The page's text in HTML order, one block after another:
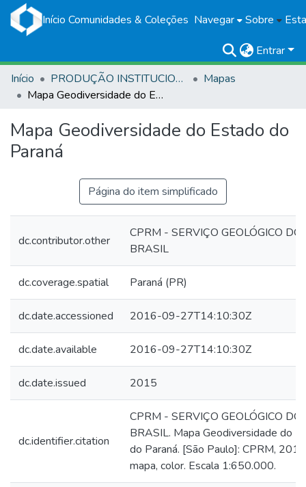
Início Comunidades & Coleções Navegar Sobre
Entrar
Início
PRODUÇÃO INSTITUCIONAL
Mapas
Mapa Geodiversidade do Estado do Paraná
Mapa Geodiversidade do Estado do
Paraná
Página do item simplificado
dc.contributor.other
CPRM - SERVIÇO GEOLÓGICO DO
BRASIL
dc.coverage.spatial Paraná (PR)
dc.date.accessioned 2016-09-27T14:10:30Z
dc.date.available 2016-09-27T14:10:30Z
dc.date.issued 2015
dc.identifier.citation
CPRM - SERVIÇO GEOLÓGICO DO
BRASIL. Mapa Geodiversidade do
do Paraná. [São Paulo]: CPRM,
mapa, color. Escala 1:650.000.